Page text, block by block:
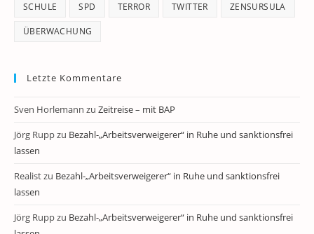
SCHULE SPD TERROR TWITTER ZENSURSULA
ÜBERWACHUNG
Letzte Kommentare
Sven Horlemann zu Zeitreise – mit BAP
Jörg Ruppzu Bezahl-„Arbeitsverweigerer“ in Ruhe und sanktionsfrei
lassen
Realistzu Bezahl-„Arbeitsverweigerer“ in Ruhe und sanktionsfrei
lassen
Jörg Ruppzu Bezahl-„Arbeitsverweigerer“ in Ruhe und sanktionsfrei